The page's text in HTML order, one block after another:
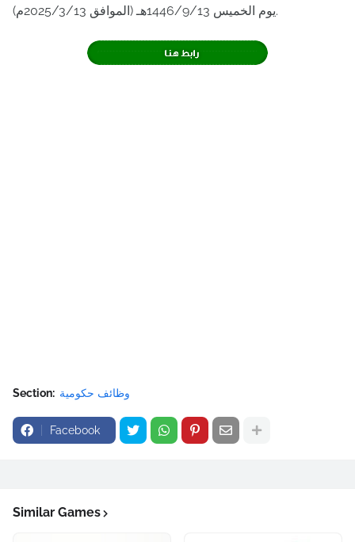
يوم الخميس 1446/9/13هـ (الموافق 2025/3/13م).
Section: وظائف حكومية
Facebook
Similar Games